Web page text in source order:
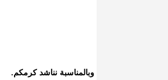
وبالمناسبة نناشد كرمكم.